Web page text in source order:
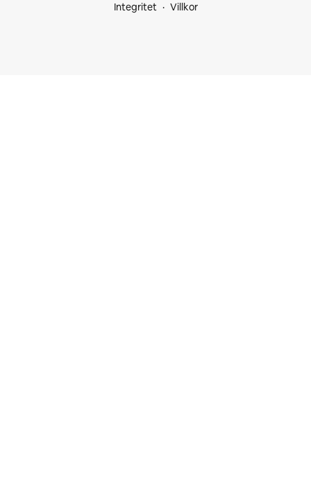
Integritet
Villkor